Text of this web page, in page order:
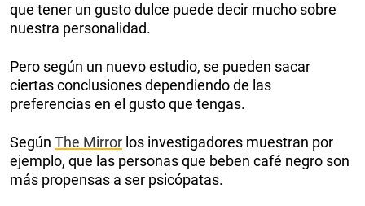
que tener un gusto dulce puede decir mucho sobre
nuestra personalidad.
Pero según un nuevo estudio, se pueden sacar
ciertas conclusiones dependiendo de las
preferencias en el gusto que tengas.
Según The Mirror los investigadores muestran por
ejemplo, que las personas que beben café negro son
más propensas a ser psicópatas.